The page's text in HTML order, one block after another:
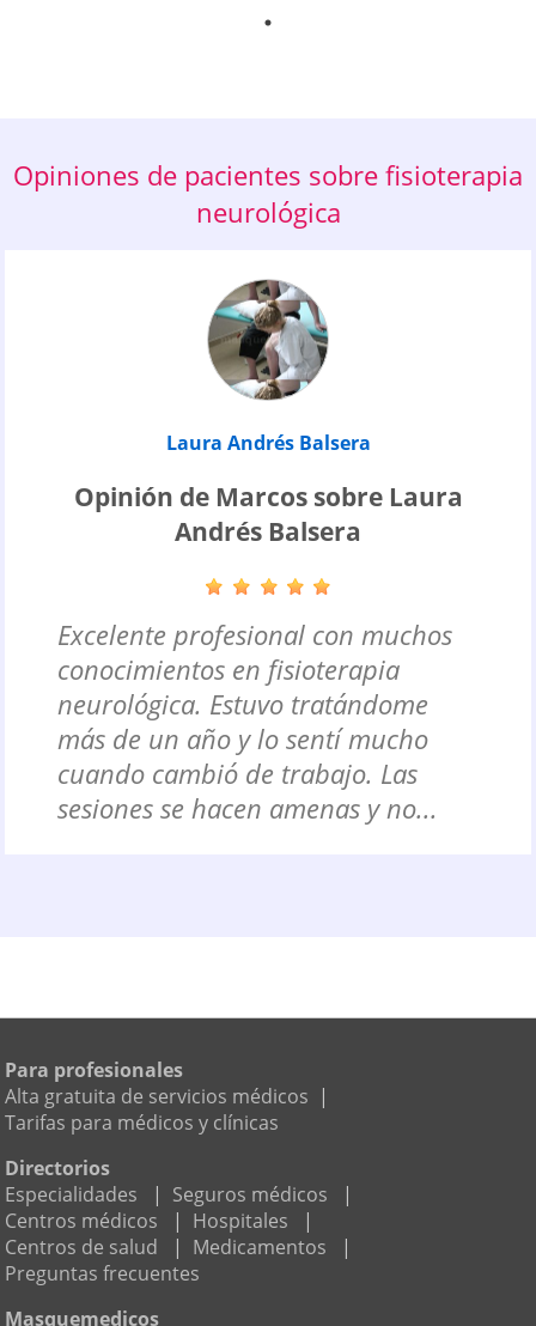
Opiniones de pacientes sobre fisioterapia
neurológica
Laura Andrés Balsera
Opinión de Marcos sobre Laura
Andrés Balsera
Excelente profesional con muchos
conocimientos en fisioterapia
neurológica. Estuvo tratándome
más de un año y lo sentí mucho
cuando cambió de trabajo. Las
sesiones se hacen amenas y no...
Para profesionales
Alta gratuita de servicios médicos |
Tarifas para médicos y clínicas
Directorios
Especialidades
| Seguros médicos
|
Centros médicos
| Hospitales
|
Centros de salud
| Medicamentos
|
Preguntas frecuentes
Masquemedicos